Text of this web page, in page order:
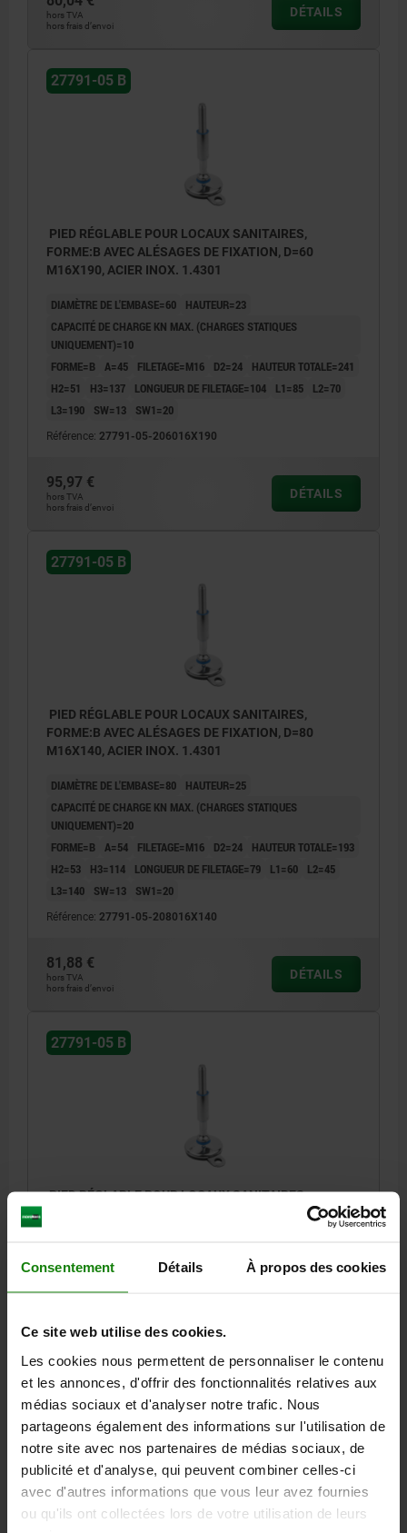
Consentement Détails À propos des cookies
Ce site web utilise des cookies.
Les cookies nous permettent de personnaliser le contenu
et les annonces, d'offrir des fonctionnalités relatives aux
médias sociaux et d'analyser notre trafic. Nous
partageons également des informations sur l'utilisation de
notre site avec nos partenaires de médias sociaux, de
publicité et d'analyse, qui peuvent combiner celles-ci
avec d'autres informations que vous leur avez fournies
ou qu'ils ont collectées lors de votre utilisation de leurs
hors TVA
hors frais d’envoi
DÉTAILS
27791-05 B
PIED RÉGLABLE POUR LOCAUX SANITAIRES,
FORME:B AVEC ALÉSAGES DE FIXATION, D=60
M16X190, ACIER INOX. 1.4301
DIAMÈTRE DE L'EMBASE=60
HAUTEUR=23
CAPACITÉ DE CHARGE KN MAX. (CHARGES STATIQUES
UNIQUEMENT)=10
FORME=B
A=45 FILETAGE=M16 D2=24
HAUTEUR TOTALE=241
H2=51
H3=137 LONGUEUR DE FILETAGE=104 L1=85
L2=70
L3=190
SW=13 SW1=20
Référence: 27791-05-206016X190
95,97 €
hors TVA
hors frais d’envoi
DÉTAILS
27791-05 B
PIED RÉGLABLE POUR LOCAUX SANITAIRES,
FORME:B AVEC ALÉSAGES DE FIXATION, D=80
M16X140, ACIER INOX. 1.4301
DIAMÈTRE DE L'EMBASE=80
HAUTEUR=25
CAPACITÉ DE CHARGE KN MAX. (CHARGES STATIQUES
UNIQUEMENT)=20
FORME=B A=54 FILETAGE=M16 D2=24
HAUTEUR TOTALE=193
H2=53
H3=114 LONGUEUR DE FILETAGE=79 L1=60
L2=45
L3=140
SW=13 SW1=20
Référence: 27791-05-208016X140
81,88 €
hors TVA
hors frais d’envoi
DÉTAILS
27791-05 B
PIED RÉGLABLE POUR LOCAUX SANITAIRES,
FORME:B AVEC ALÉSAGES DE FIXATION, D=80
DIAMÈTRE DE L'EMBASE=80 HAUTEUR=25
CAPACITÉ DE CHARGE KN MAX. (CHARGES STATIQUES
FORME=B
A=54 FILETAGE=M16 D2=24
L3=190
SW=13 SW1=20
Référence: 27791-05-208016X190
97,55 €
hors frais d’envoi
DÉTAILS
27791-05 B